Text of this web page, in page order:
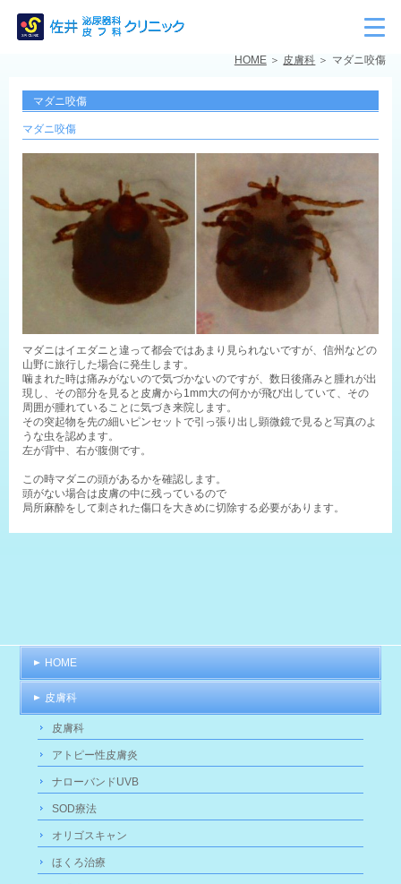
HOME 皮膚科 マダニ咬傷
マダニ咬傷
マダニ咬傷
マダニはイエダニと違って都会ではあまり見られないですが、信州などの
山野に旅行した場合に発生します。
噛まれた時は痛みがないので気づかないのですが、数日後痛みと腫れが出
現し、その部分を見ると皮膚から1mm大の何かが飛び出していて、その
周囲が腫れていることに気づき来院します。
その突起物を先の細いピンセットで引っ張り出し顕微鏡で見ると写真のよ
うな虫を認めます。
左が背中、右が腹側です。
この時マダニの頭があるかを確認します。
頭がない場合は皮膚の中に残っているので
局所麻酔をして刺された傷口を大きめに切除する必要があります。
HOME
皮膚科
皮膚科
アトピー性皮膚炎
ナローバンドUVB
SOD療法
オリゴスキャン
ほくろ治療